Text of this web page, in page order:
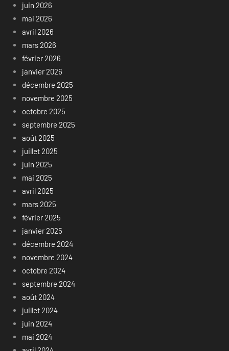
juin 2026
mai 2026
avril 2026
mars 2026
février 2026
janvier 2026
décembre 2025
novembre 2025
octobre 2025
septembre 2025
août 2025
juillet 2025
juin 2025
mai 2025
avril 2025
mars 2025
février 2025
janvier 2025
décembre 2024
novembre 2024
octobre 2024
septembre 2024
août 2024
juillet 2024
juin 2024
mai 2024